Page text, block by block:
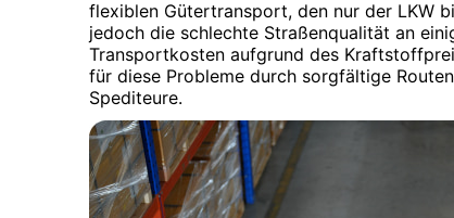
flexiblen Gütertransport, den nur der LKW
jedoch die schlechte Straßenqualität an
Transportkosten aufgrund des
für diese Probleme durch sorgfältige
Spediteure.